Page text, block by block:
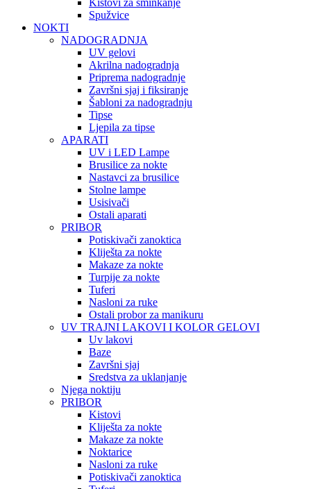
Kistovi za šminkanje
Spužvice
NOKTI
NADOGRADNJA
UV gelovi
Akrilna nadogradnja
Priprema nadogradnje
Završni sjaj i fiksiranje
Šabloni za nadogradnju
Tipse
Ljepila za tipse
APARATI
UV i LED Lampe
Brusilice za nokte
Nastavci za brusilice
Stolne lampe
Usisivači
Ostali aparati
PRIBOR
Potiskivači zanoktica
Kliješta za nokte
Makaze za nokte
Turpije za nokte
Tuferi
Nasloni za ruke
Ostali probor za manikuru
UV TRAJNI LAKOVI I KOLOR GELOVI
Uv lakovi
Baze
Završni sjaj
Sredstva za uklanjanje
Njega noktiju
PRIBOR
Kistovi
Kliješta za nokte
Makaze za nokte
Noktarice
Nasloni za ruke
Potiskivači zanoktica